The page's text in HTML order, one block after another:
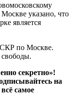
указано, что
является
СКР по Москве.
свободы.
секретно»!
на
самое